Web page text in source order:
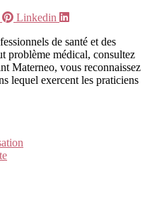
Linkedin
de santé et des
problème médical, consultez
Materneo, vous reconnaissez
lequel exercent les praticiens